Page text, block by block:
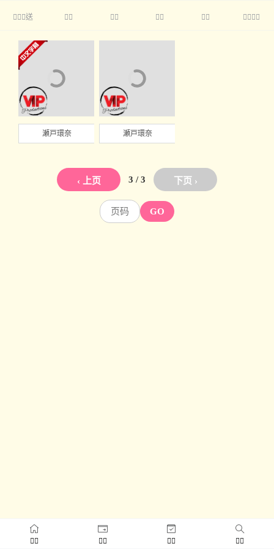
送     
   
瀬戸環奈 瀬戸環奈
‹ 上页 3 / 3 下页 ›
GO